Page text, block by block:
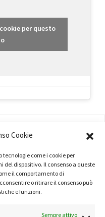
Cookie
come i cookie per
dispositivo. Il consenso a queste
il comportamento di
o ritirare il consenso può
e funzioni.
Sempre attivo
per questo